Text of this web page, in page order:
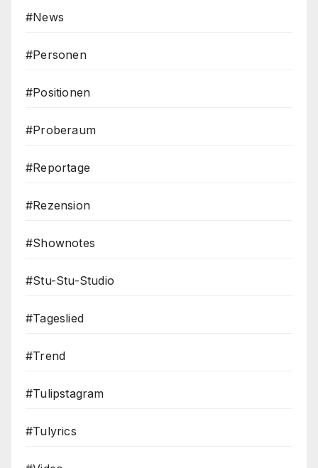
#News
#Personen
#Positionen
#Proberaum
#Reportage
#Rezension
#Shownotes
#Stu-Stu-Studio
#Tageslied
#Trend
#Tulipstagram
#Tulyrics